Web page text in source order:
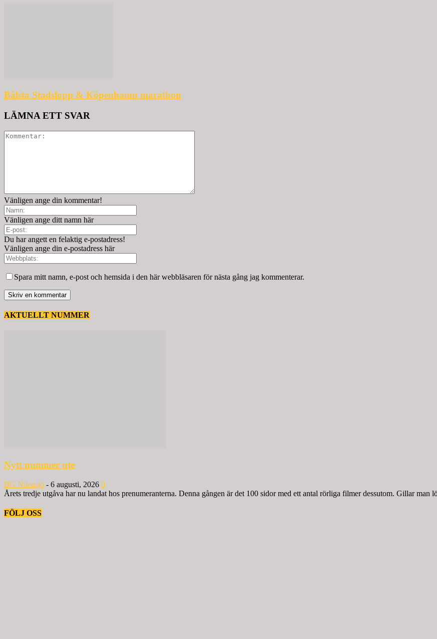
Bålsta Stadslopp & Köpenhamn marathon
LÄMNA ETT SVAR
Vänligen ange din kommentar!
Vänligen ange ditt namn här
Du har angett en felaktig e-postadress!
Vänligen ange din e-postadress här
Spara mitt namn, e-post och hemsida i den här webbläsaren för nästa gång jag kommenterar.
AKTUELLT NUMMER
Nytt nummer ute
BG Nilensjö - 6 augusti, 2026 0
Årets tredje utgåva har nu landat hos prenumeranterna. Denna gången är det 100 sidor med ett antal rörliga filmer dessutom. Gillar man
FÖLJ OSS